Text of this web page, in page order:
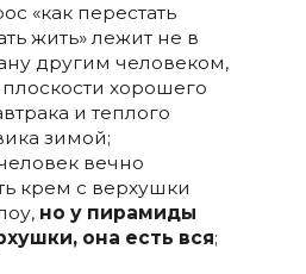
«как перестать
жить» лежит не в
другим человеком,
плоскости хорошего
и теплого
зимой;
вечно
крем с верхушки
но у пирамиды
она есть вся;